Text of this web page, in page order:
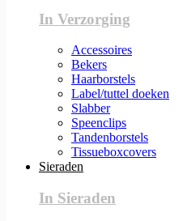
In Verzorging
Accessoires
Bekers
Haarborstels
Label/tuttel doeken
Slabber
Speenclips
Tandenborstels
Tissueboxcovers
Sieraden
In Sieraden